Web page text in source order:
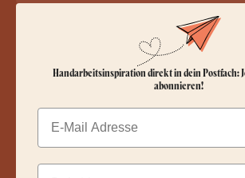
Handarbeitsinspiration direkt in dein Postfach:
abonnieren!
Email
Dein Vorname